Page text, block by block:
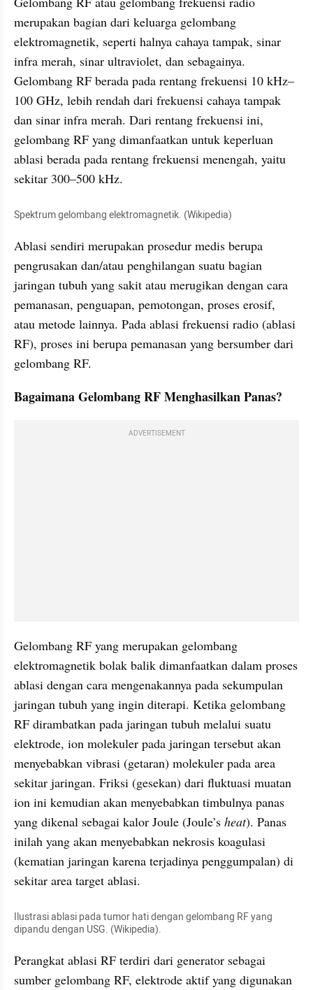
merupakan bagian dari keluarga gelombang
elektromagnetik, seperti halnya cahaya tampak, sinar
infra merah, sinar ultraviolet, dan sebagainya.
Gelombang RF berada pada rentang frekuensi 10 kHz–
100 GHz, lebih rendah dari frekuensi cahaya tampak
dan sinar infra merah. Dari rentang frekuensi ini,
gelombang RF yang dimanfaatkan untuk keperluan
ablasi berada pada rentang frekuensi menengah, yaitu
sekitar 300–500 kHz.
Spektrum gelombang elektromagnetik. (Wikipedia)
Ablasi sendiri merupakan prosedur medis berupa
pengrusakan dan/atau penghilangan suatu bagian
jaringan tubuh yang sakit atau merugikan dengan cara
pemanasan, penguapan, pemotongan, proses erosif,
atau metode lainnya. Pada ablasi frekuensi radio (ablasi
RF), proses ini berupa pemanasan yang bersumber dari
gelombang RF.
Bagaimana Gelombang RF Menghasilkan Panas?
ADVERTISEMENT
Gelombang RF yang merupakan gelombang
elektromagnetik bolak balik dimanfaatkan dalam proses
ablasi dengan cara mengenakannya pada sekumpulan
jaringan tubuh yang ingin diterapi. Ketika gelombang
RF dirambatkan pada jaringan tubuh melalui suatu
elektrode, ion molekuler pada jaringan tersebut akan
menyebabkan vibrasi (getaran) molekuler pada area
sekitar jaringan. Friksi (gesekan) dari fluktuasi muatan
ion ini kemudian akan menyebabkan timbulnya panas
yang dikenal sebagai kalor Joule (Joule’s heat). Panas
inilah yang akan menyebabkan nekrosis koagulasi
(kematian jaringan karena terjadinya penggumpalan) di
sekitar area target ablasi.
Ilustrasi ablasi pada tumor hati dengan gelombang RF yang
dipandu dengan USG. (Wikipedia).
Perangkat ablasi RF terdiri dari generator sebagai
sumber gelombang RF, elektrode aktif yang digunakan